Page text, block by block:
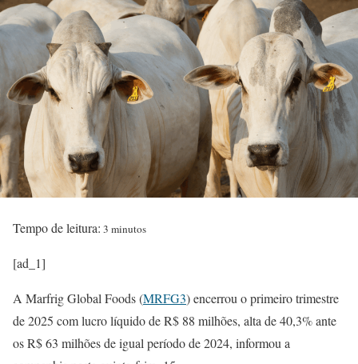
Tempo de leitura: 3 minutos
[ad_1]
A Marfrig Global Foods (MRFG3) encerrou o primeiro trimestre
de 2025 com lucro líquido de R$ 88 milhões, alta de 40,3% ante
os R$ 63 milhões de igual período de 2024, informou a